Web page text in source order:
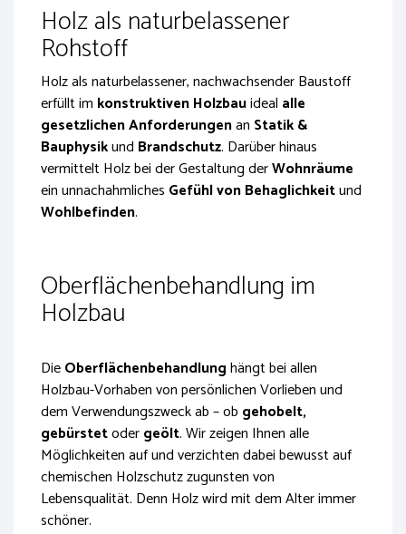
Holz als naturbelassener
Rohstoff
Holz als naturbelassener, nachwachsender Baustoff
erfüllt im konstruktiven Holzbauideal alle
gesetzlichen Anforderungenan Statik &
Bauphysikund Brandschutz. Darüber hinaus
vermittelt Holz bei der Gestaltung derWohnräume
ein unnachahmliches Gefühl von Behaglichkeitund
Wohlbefinden.
Oberflächenbehandlung im
Holzbau
DieOberflächenbehandlunghängt bei allen
Holzbau-Vorhaben von persönlichen Vorlieben und
dem Verwendungszweck ab – ob gehobelt,
gebürstetodergeölt. Wir zeigen Ihnen alle
Möglichkeiten auf und verzichten dabei bewusst auf
chemischen Holzschutz zugunsten von
Lebensqualität. Denn Holz wird mit dem Alter immer
schöner.